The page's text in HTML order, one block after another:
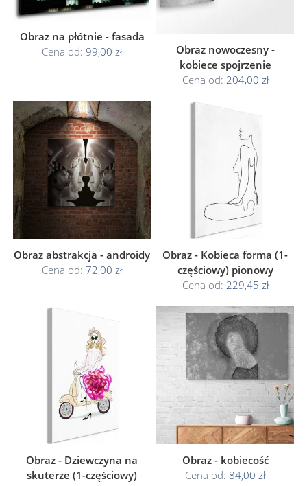
Obraz na płótnie - fasada
Cena od: 99,00 zł
Obraz nowoczesny -
kobiece spojrzenie
Cena od: 204,00 zł
Obraz abstrakcja - androidy
Cena od: 72,00 zł
Obraz - Kobieca forma (1-
częściowy) pionowy
Cena od: 229,45 zł
Obraz - Dziewczyna na
skuterze (1-częściowy)
Obraz - kobiecość
Cena od: 84,00 zł